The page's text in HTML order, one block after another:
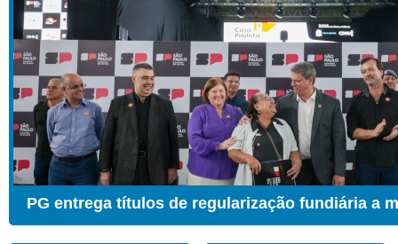
PG entrega títulos de regularização fundiária a
CER ganha Sala de Estimulação Sensorial